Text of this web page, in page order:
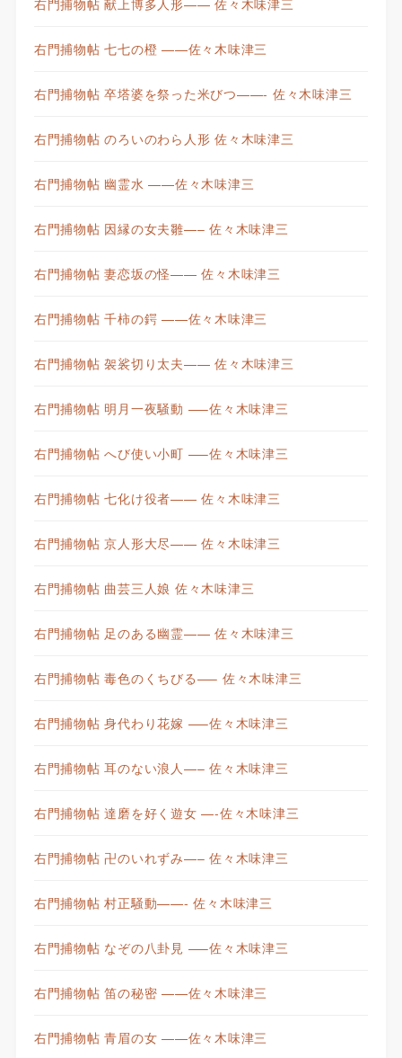
右門捕物帖 献上博多人形—— 佐々木味津三
右門捕物帖 七七の橙 ——佐々木味津三
右門捕物帖 卒塔婆を祭った米びつ——- 佐々木味津三
右門捕物帖 のろいのわら人形 佐々木味津三
右門捕物帖 幽霊水 ——佐々木味津三
右門捕物帖 因縁の女夫雛—– 佐々木味津三
右門捕物帖 妻恋坂の怪—— 佐々木味津三
右門捕物帖 千柿の鍔 ——佐々木味津三
右門捕物帖 袈裟切り太夫—— 佐々木味津三
右門捕物帖 明月一夜騒動 —–佐々木味津三
右門捕物帖 へび使い小町 —–佐々木味津三
右門捕物帖 七化け役者—— 佐々木味津三
右門捕物帖 京人形大尽—— 佐々木味津三
右門捕物帖 曲芸三人娘 佐々木味津三
右門捕物帖 足のある幽霊—— 佐々木味津三
右門捕物帖 毒色のくちびる—– 佐々木味津三
右門捕物帖 身代わり花嫁 —–佐々木味津三
右門捕物帖 耳のない浪人—– 佐々木味津三
右門捕物帖 達磨を好く遊女 —-佐々木味津三
右門捕物帖 卍のいれずみ—– 佐々木味津三
右門捕物帖 村正騒動——- 佐々木味津三
右門捕物帖 なぞの八卦見 —–佐々木味津三
右門捕物帖 笛の秘密 ——佐々木味津三
右門捕物帖 青眉の女 ——佐々木味津三